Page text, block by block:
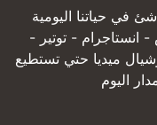
في حياتنا اليومية
انستاجرام - توتير -
ميديا حتي تستطيع
اليوم